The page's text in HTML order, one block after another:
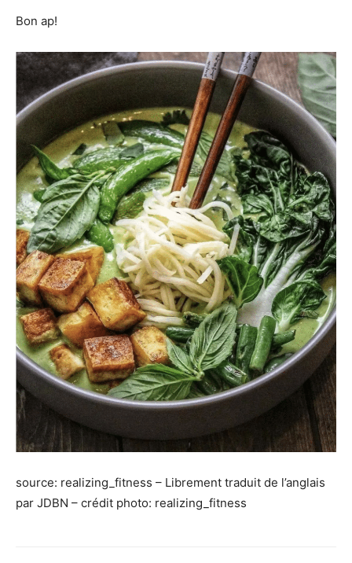
Bon ap!
source: realizing_fitness – Librement traduit de l’anglais
par JDBN – crédit photo: realizing_fitness